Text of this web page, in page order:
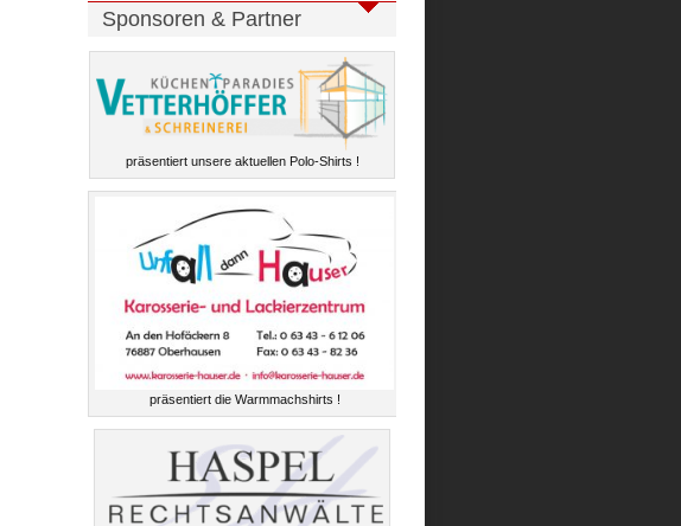
Sponsoren & Partner
präsentiert unsere aktuellen Polo-Shirts !
präsentiert die Warmmachshirts !